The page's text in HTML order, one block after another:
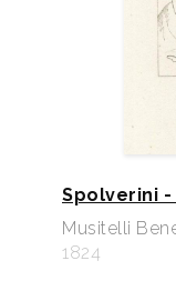
Spolverini
Musitelli
1824